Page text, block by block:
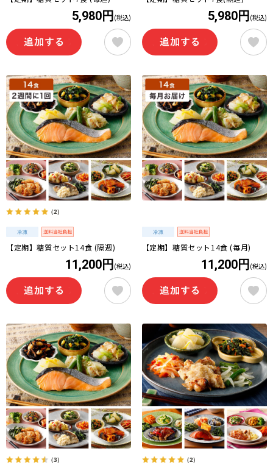
5,980円 (税込) 5,980円 (税込)
（2）
【定期】糖質セット14食 (隔週)
11,200円 (税込)
【定期】糖質セット14食 (毎月)
11,200円 (税込)
（3） （2）